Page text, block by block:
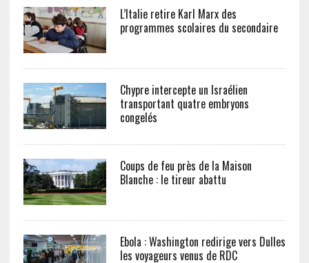
L’Italie retire Karl Marx des
programmes scolaires du secondaire
Chypre intercepte un Israélien
transportant quatre embryons
congelés
Coups de feu près de la Maison
Blanche : le tireur abattu
Ebola : Washington redirige vers Dulles
les voyageurs venus de RDC